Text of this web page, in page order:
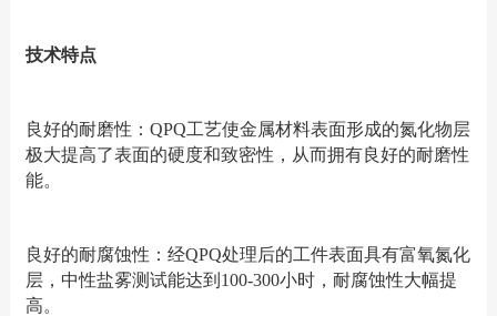
技术特点
良好的耐磨性：QPQ工艺使金属材料表面形成的氮化物层
极大提高了表面的硬度和致密性，从而拥有良好的耐磨性
能。
良好的耐腐蚀性：经QPQ处理后的工件表面具有富氧氮化
层，中性盐雾测试能达到100-300小时，耐腐蚀性大幅提
高。